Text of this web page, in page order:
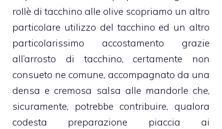
rollè di tacchino alle olive scopriamo un altro
particolare utilizzo del tacchino ed un altro
particolarissimo accostamento grazie
all’arrosto di tacchino, certamente non
consueto ne comune, accompagnato da una
densa e cremosa salsa alle mandorle che,
sicuramente, potrebbe contribuire, qualora
codesta preparazione piaccia ai